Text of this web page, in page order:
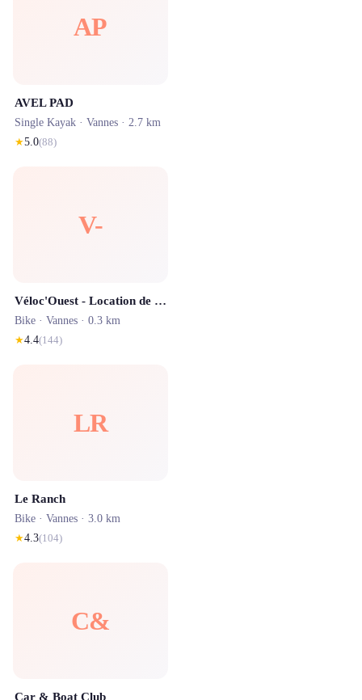
AP
AVEL PAD
Single Kayak · Vannes · 2.7 km
★5.0(88)
V-
Véloc'Ouest - Location de vélo à Vannes
Bike · Vannes · 0.3 km
★4.4(144)
LR
Le Ranch
Bike · Vannes · 3.0 km
★4.3(104)
C&
Car & Boat Club